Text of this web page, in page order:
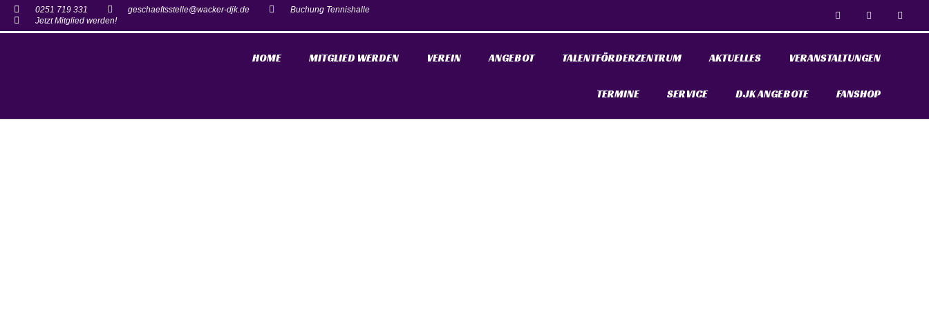
0251 719 331 geschaeftsstelle@wacker-djk.de
Buchung Tennishalle
Jetzt Mitglied werden!
HOME MITGLIED WERDEN VEREIN ANGEBOT TALENTFÖRDERZENTRUM AKTUELLES VERANSTALTUNGEN
TERMINE SERVICE DJK ANGEBOTE FANSHOP